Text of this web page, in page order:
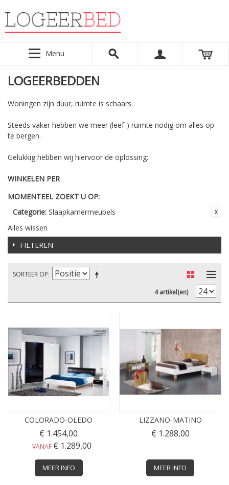
Menu
LOGEERBEDDEN
Woningen zijn duur, ruimte is schaars.
Steeds vaker hebben we meer (leef-) ruimte nodig om alles op
te bergen.
Gelukkig hebben wij hiervoor de oplossing:
WINKELEN PER
MOMENTEEL ZOEKT U OP:
Categorie: Slaapkamermeubels
Alles wissen
FILTEREN
SORTEER OP
4 artikel(en)
COLORADO-OLEDO
€ 1.454,00
VANAF € 1.289,00
MEER INFO
LIZZANO-MATINO
€ 1.288,00
MEER INFO